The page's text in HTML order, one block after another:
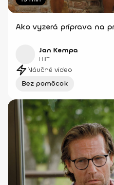
Ako vyzerá príprava na
Jan Kempa
HIIT
Náučné video
Bez pomôcok